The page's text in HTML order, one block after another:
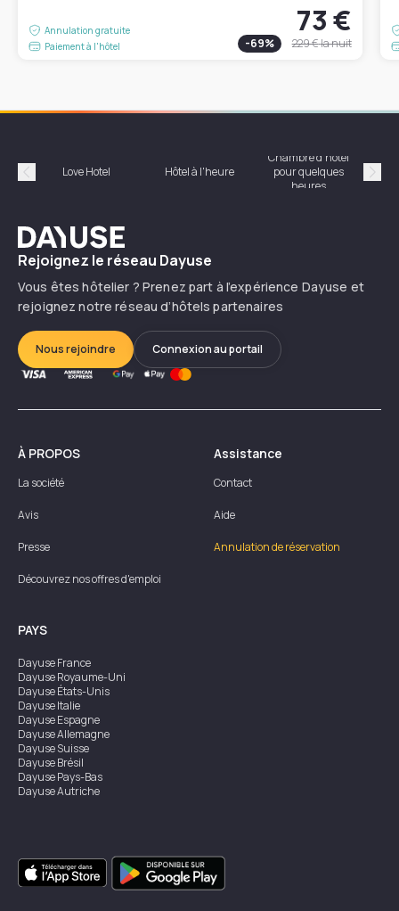
Annulation gratuite
Paiement à l'hôtel
73 €
-69% 229 €la nuit
Précédent
Love Hotel Hôtel à l'heure
Chambre d'hôtel
pour quelques
heures
Dayuse
Rejoignez le réseau Dayuse
Vous êtes hôtelier ? Prenez part à l’expérience Dayuse et
rejoignez notre réseau d’hôtels partenaires
Nous rejoindre Connexion au portail
À PROPOS
La société
Avis
Presse
Découvrez nos offres d'emploi
Assistance
Contact
Aide
Annulation de réservation
PAYS
DayuseFrance
DayuseRoyaume-Uni
DayuseÉtats-Unis
DayuseItalie
DayuseEspagne
DayuseAllemagne
DayuseSuisse
DayuseBrésil
DayusePays-Bas
DayuseAutriche
DayuseSingapour
DayuseSuède
DayuseThaïlande